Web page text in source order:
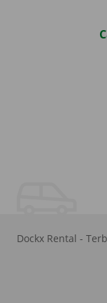
Dockx Rental -